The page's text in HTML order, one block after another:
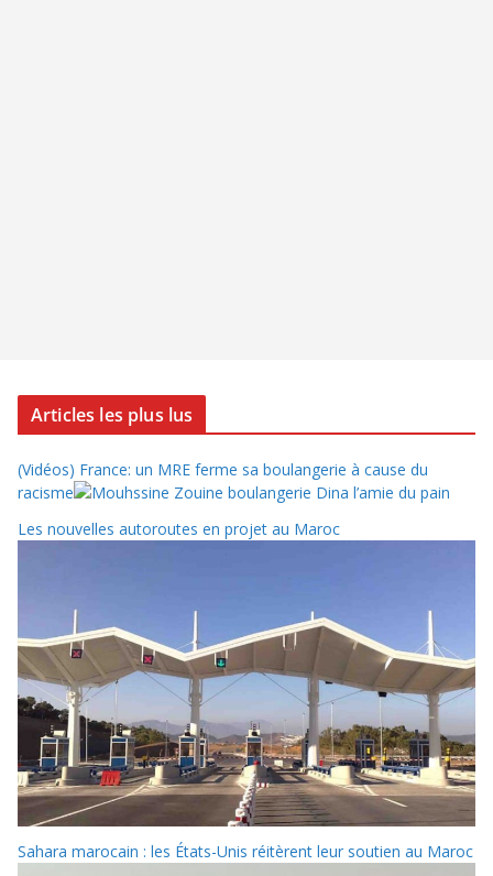
Articles les plus lus
(Vidéos) France: un MRE ferme sa boulangerie à cause du
racisme
Les nouvelles autoroutes en projet au Maroc
Sahara marocain : les États-Unis réitèrent leur soutien au Maroc